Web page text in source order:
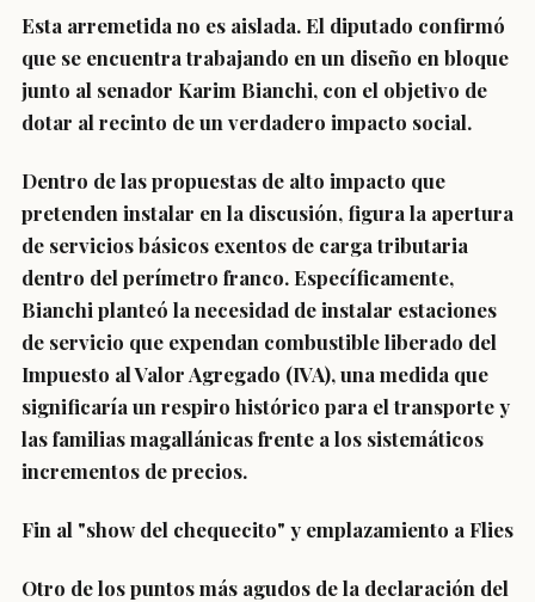
Esta arremetida no es aislada. El diputado confirmó
que se encuentra trabajando en un diseño en bloque
junto al senador Karim Bianchi, con el objetivo de
dotar al recinto de un verdadero impacto social.
Dentro de las propuestas de alto impacto que
pretenden instalar en la discusión, figura la apertura
de servicios básicos exentos de carga tributaria
dentro del perímetro franco. Específicamente,
Bianchi planteó la necesidad de instalar estaciones
de servicio que expendan combustible liberado del
Impuesto al Valor Agregado (IVA), una medida que
significaría un respiro histórico para el transporte y
las familias magallánicas frente a los sistemáticos
incrementos de precios.
Fin al "show del chequecito" y emplazamiento a Flies
Otro de los puntos más agudos de la declaración del